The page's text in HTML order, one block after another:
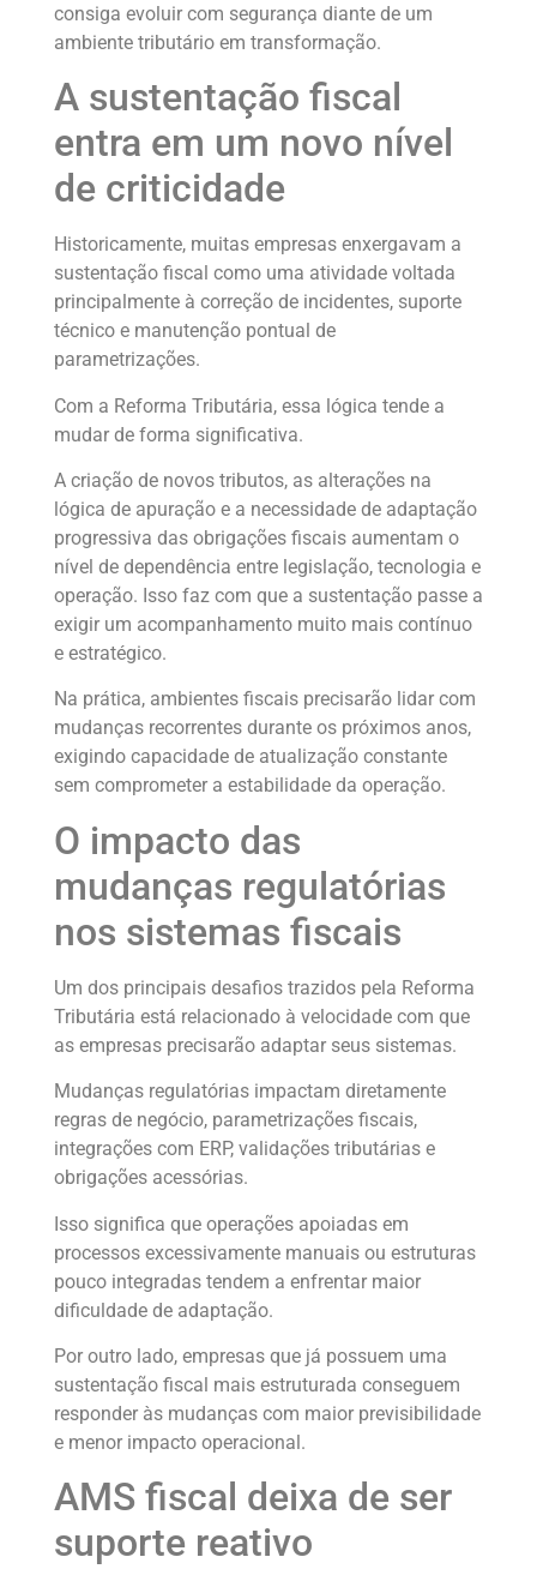
consiga evoluir com segurança diante de um
ambiente tributário em transformação.
A sustentação fiscal
entra em um novo nível
de criticidade
Historicamente, muitas empresas enxergavam a
sustentação fiscal como uma atividade voltada
principalmente à correção de incidentes, suporte
técnico e manutenção pontual de
parametrizações.
Com a Reforma Tributária, essa lógica tende a
mudar de forma significativa.
A criação de novos tributos, as alterações na
lógica de apuração e a necessidade de adaptação
progressiva das obrigações fiscais aumentam o
nível de dependência entre legislação, tecnologia e
operação. Isso faz com que a sustentação passe a
exigir um acompanhamento muito mais contínuo
e estratégico.
Na prática, ambientes fiscais precisarão lidar com
mudanças recorrentes durante os próximos anos,
exigindo capacidade de atualização constante
sem comprometer a estabilidade da operação.
O impacto das
mudanças regulatórias
nos sistemas fiscais
Um dos principais desafios trazidos pela Reforma
Tributária está relacionado à velocidade com que
as empresas precisarão adaptar seus sistemas.
Mudanças regulatórias impactam diretamente
regras de negócio, parametrizações fiscais,
integrações com ERP, validações tributárias e
obrigações acessórias.
Isso significa que operações apoiadas em
processos excessivamente manuais ou estruturas
pouco integradas tendem a enfrentar maior
dificuldade de adaptação.
Por outro lado, empresas que já possuem uma
sustentação fiscal mais estruturada conseguem
responder às mudanças com maior previsibilidade
e menor impacto operacional.
AMS fiscal deixa de ser
suporte reativo